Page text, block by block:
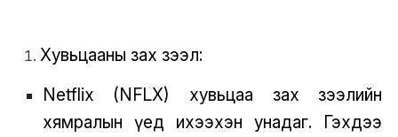
Хувьцааны зах зээл:
Netflix (NFLX) хувьцаа зах зээлийн
хямралын үед ихээхэн унадаг. Гэхдээ